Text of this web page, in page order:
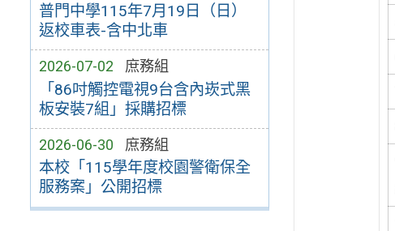
普門中學115年7月19日（日）
返校車表-含中北車
2026-07-02 庶務組
「86吋觸控電視9台含內崁式黑
板安裝7組」採購招標
2026-06-30 庶務組
本校「115學年度校園警衛保全
服務案」公開招標